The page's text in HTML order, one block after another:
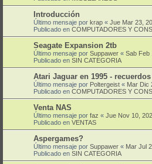
Introducción
Último mensaje por krap « Jue Mar 23,
Publicado en COMPUTADORES Y
Seagate Expansion 2tb
Último mensaje por Suppawer « Sab Feb
Publicado en SIN CATEGORIA
Atari Jaguar en 1995 - recuerdos
Último mensaje por Poltergeist « Mar Dic
Publicado en COMPUTADORES Y
Venta NAS
Último mensaje por faz « Jue Nov 10,
Publicado en VENTAS
Aspergames?
Último mensaje por Suppawer « Mar Jul
Publicado en SIN CATEGORIA